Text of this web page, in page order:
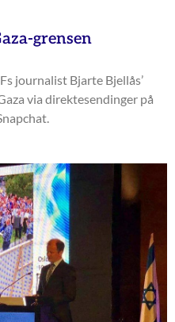
grensen
journalist Bjarte Bjellås’
via direktesendinger på